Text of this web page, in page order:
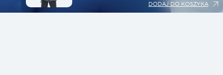
DODAJ DO KOSZYKA